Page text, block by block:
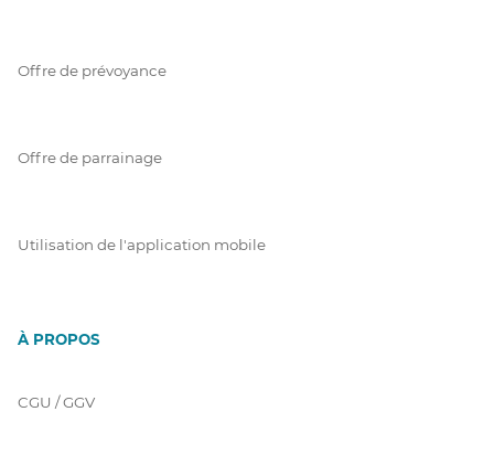
Offre de prévoyance
Offre de parrainage
Utilisation de l'application mobile
À PROPOS
CGU / GGV